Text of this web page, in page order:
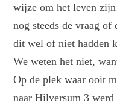
wijze om het leven
nog steeds de vraag of
dit wel of niet hadden
We weten het niet,
Op de plek waar ooit
naar Hilversum 3